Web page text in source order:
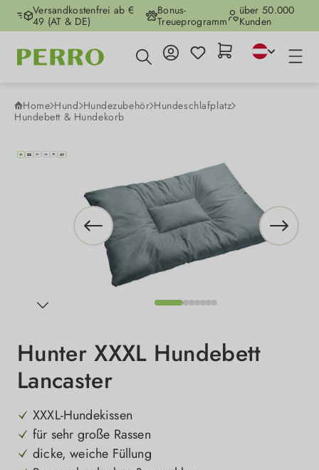
Zum Hauptinhalt springen
Versandkostenfrei ab €
49 (AT & DE)
Bonus-
Treueprogramm
über 50.000
Kunden
Home Hund Hundezubehör Hundeschlafplatz
Hundebett & Hundekorb
Hunter XXXL Hundebett
Lancaster
XXXL-Hundekissen
für sehr große Rassen
dicke, weiche Füllung